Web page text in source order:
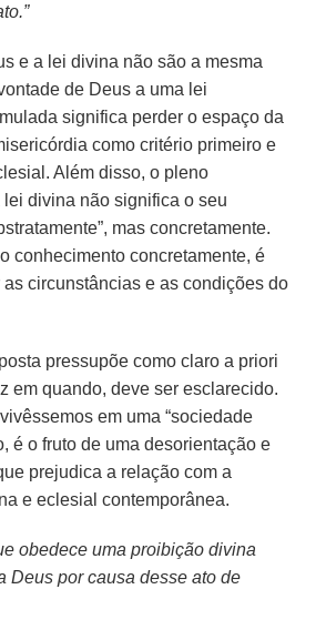
e a lei divina não são a mesma
de Deus a uma lei
significa perder o espaço da
como critério primeiro e
Além disso, o pleno
divina não significa o seu
mas concretamente.
conhecimento concretamente, é
circunstâncias e as condições do
pressupõe como claro a priori
em quando, deve ser esclarecido.
em uma “sociedade
é o fruto de uma desorientação e
prejudica a relação com a
e eclesial contemporânea.
obedece uma proibição divina
Deus por causa desse ato de